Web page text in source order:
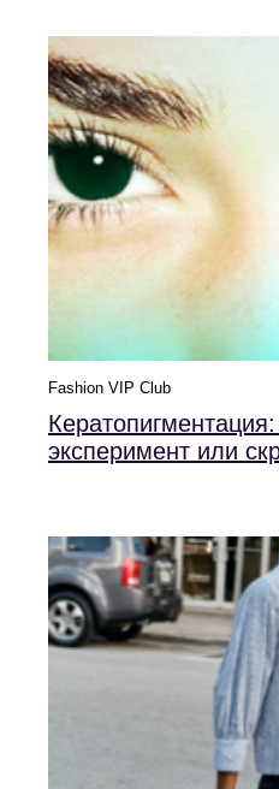
Fashion VIP Club
эксперимент или